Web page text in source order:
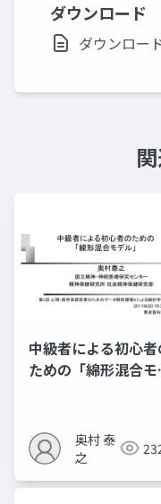
ダウンロード
ダウンロー
中級者による初心者
ための「綿形混合モ
奥村 泰
之